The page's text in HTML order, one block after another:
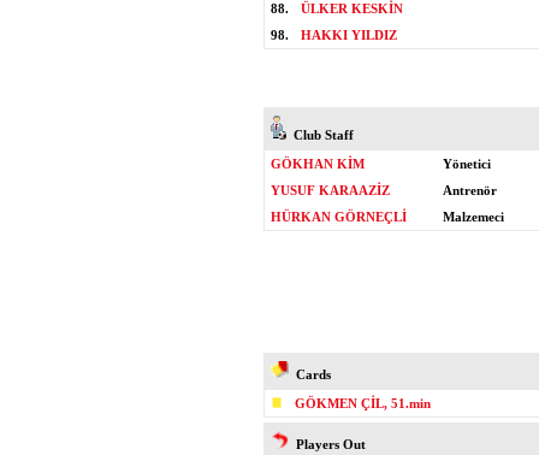
88.
ÜLKER KESKİN
98.
HAKKI YILDIZ
Club Staff
GÖKHAN KİM
Yönetici
YUSUF KARAAZİZ
Antrenör
HÜRKAN GÖRNEÇLİ
Malzemeci
Cards
GÖKMEN ÇİL, 51.min
Players Out